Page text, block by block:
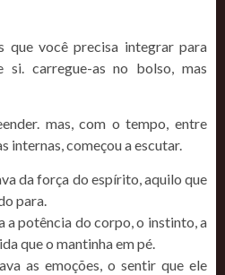
que você precisa integrar para
si. carregue-as no bolso, mas
mas, com o tempo, entre
internas, começou a escutar.
da força do espírito, aquilo que
para.
a potência do corpo, o instinto, a
que o mantinha em pé.
as emoções, o sentir que ele